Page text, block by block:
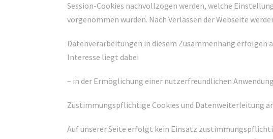
Session-Cookies nachvollzogen werden, welche
vorgenommen wurden. Nach Verlassen der Webseite
Datenverarbeitungen in diesem Zusammenhang erfolgen
Interesse liegt dabei
– in der Ermöglichung einer nutzerfreundlichen
Zustimmungspflichtige Cookies und Datenweiterleitung
Auf unserer Seite erfolgt kein Einsatz